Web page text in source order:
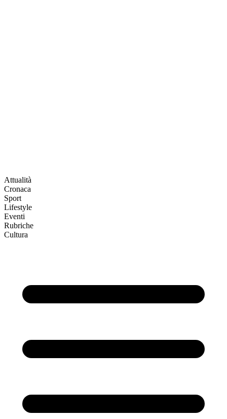
Attualità
Cronaca
Sport
Lifestyle
Eventi
Rubriche
Cultura